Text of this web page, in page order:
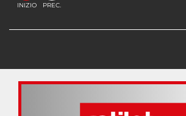
INIZIO PREC.